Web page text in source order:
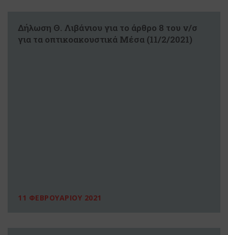
Δήλωση Θ. Λιβάνιου για το άρθρο 8 του ν/σ
για τα οπτικοακουστικά Μέσα (11/2/2021)
11 ΦΕΒΡΟΥΑΡΙΟΥ 2021